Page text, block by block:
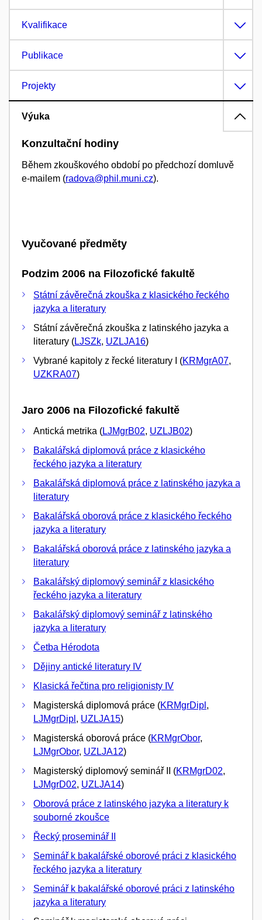
Kvalifikace
Publikace
Projekty
Výuka
Konzultační hodiny
Během zkouškového období po předchozí domluvě
e-mailem (radova@phil.muni.cz).
Vyučované předměty
Podzim 2006 na Filozofické fakultě
Státní závěrečná zkouška z klasického řeckého
jazyka a literatury
Státní závěrečná zkouška z latinského jazyka a
literatury (LJSZk, UZLJA16)
Vybrané kapitoly z řecké literatury I (KRMgrA07,
UZKRA07)
Jaro 2006 na Filozofické fakultě
Antická metrika (LJMgrB02, UZLJB02)
Bakalářská diplomová práce z klasického
řeckého jazyka a literatury
Bakalářská diplomová práce z latinského jazyka a
literatury
Bakalářská oborová práce z klasického řeckého
jazyka a literatury
Bakalářská oborová práce z latinského jazyka a
literatury
Bakalářský diplomový seminář z klasického
řeckého jazyka a literatury
Bakalářský diplomový seminář z latinského
jazyka a literatury
Četba Hérodota
Dějiny antické literatury IV
Klasická řečtina pro religionisty IV
Magisterská diplomová práce (KRMgrDipl ,
LJMgrDipl , UZLJA15)
Magisterská oborová práce (KRMgrObor,
LJMgrObor, UZLJA12)
Magisterský diplomový seminář II (KRMgrD02,
LJMgrD02, UZLJA14)
Oborová práce z latinského jazyka a literatury k
souborné zkoušce
Řecký proseminář II
Seminář k bakalářské oborové práci z klasického
řeckého jazyka a literatury
Seminář k bakalářské oborové práci z latinského
jazyka a literatury